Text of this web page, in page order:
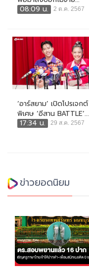
08:09 น.
2 ต.ค. 2567
‘อาร์สยาม’ เปิดโปรเจกต์
พิเศษ ‘อีสาน BATTLE’...
17:34 น.
29 ส.ค. 2567
ข่าวยอดนิยม